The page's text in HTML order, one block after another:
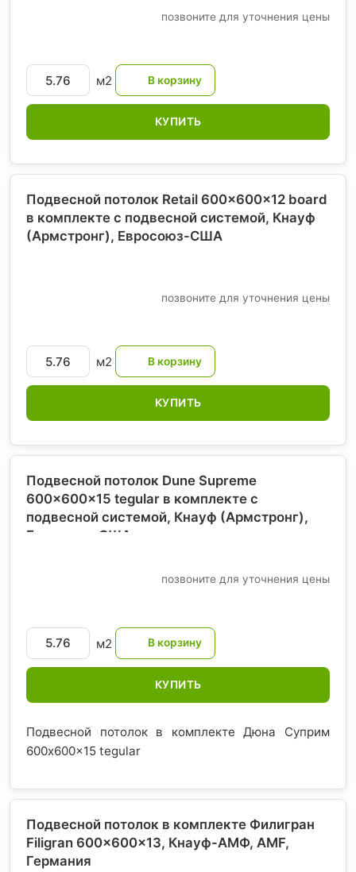
позвоните для уточнения цены
м2
КУПИТЬ
Подвесной потолок Retail 600x600x12 board
в комплекте с подвесной системой, Кнауф
(Армстронг), Евросоюз-США
позвоните для уточнения цены
м2
КУПИТЬ
Подвесной потолок Dune Supreme
600x600x15 tegular в комплекте с
подвесной системой, Кнауф (Армстронг),
Евросоюз-США
позвоните для уточнения цены
м2
КУПИТЬ
Подвесной потолок в комплекте Дюна Суприм
600x600x15 tegular
Подвесной потолок в комплекте Филигран
Filigran 600x600x13, Кнауф-АМФ, AMF,
Германия